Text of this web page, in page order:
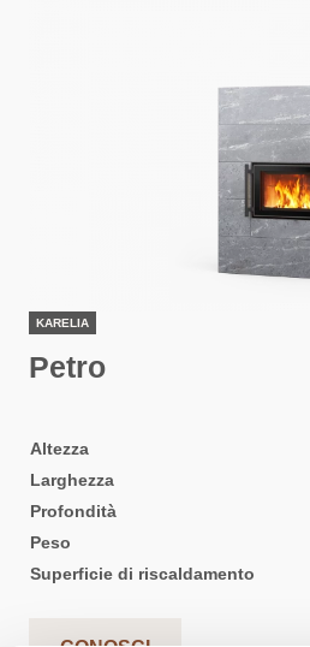
KARELIA
Petro
Altezza
Larghezza
Profondità
Peso
Superficie di riscaldamento